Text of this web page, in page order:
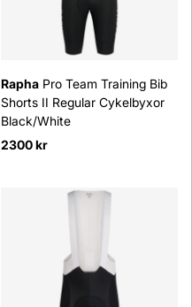
Rapha Pro Team Training Bib
Shorts II Regular Cykelbyxor
Black/White
2300 kr